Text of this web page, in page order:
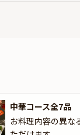
いただけます。
ベートな空間で
さとともに、特別
中華コース全7品
お料理内容の異な